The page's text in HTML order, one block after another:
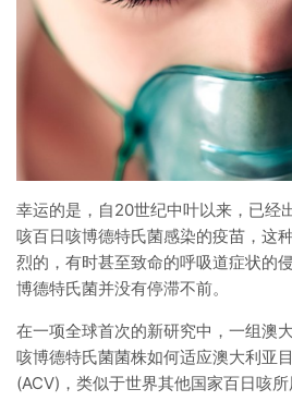
幸运的是，自20世纪中叶以来，已经
咳百日咳博德特氏菌感染的疫苗，这
烈的，有时甚至致命的呼吸道症状的
博德特氏菌并没有停滞不前。
在一项全球首次的新研究中，一组澳
咳博德特氏菌菌株如何适应澳大利亚
(ACV)，类似于世界其他国家百日咳所